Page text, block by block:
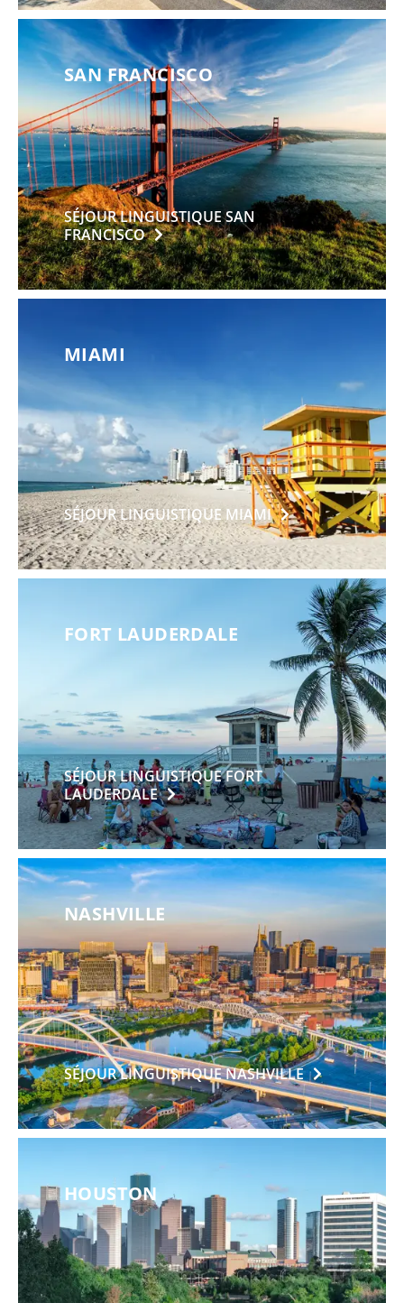
SAN FRANCISCO
SÉJOUR LINGUISTIQUE SAN
FRANCISCO
MIAMI
SÉJOUR LINGUISTIQUEMIAMI
FORT LAUDERDALE
SÉJOUR LINGUISTIQUE FORT
LAUDERDALE
NASHVILLE
SÉJOUR LINGUISTIQUENASHVILLE
HOUSTON